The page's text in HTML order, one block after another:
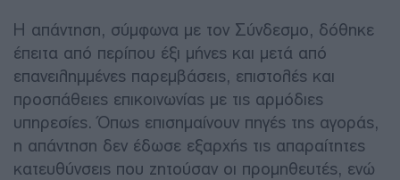
Η απάντηση, σύμφωνα με τον Σύνδεσμο, δόθηκε
έπειτα από περίπου έξι μήνες και μετά από
επανειλημμένες παρεμβάσεις, επιστολές και
προσπάθειες επικοινωνίας με τις αρμόδιες
υπηρεσίες. Όπως επισημαίνουν πηγές της αγοράς,
η απάντηση δεν έδωσε εξαρχής τις απαραίτητες
κατευθύνσεις που ζητούσαν οι προμηθευτές, ενώ